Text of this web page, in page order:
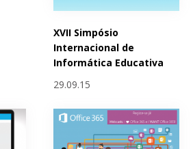
XVII Simpósio
Internacional de
Informática Educativa
29.09.15